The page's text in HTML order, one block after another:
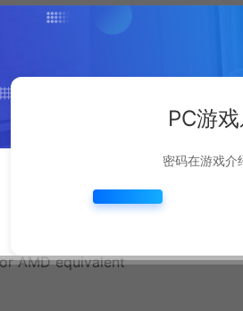
app/629690/Vaporum/
选择 Chinese — Apply —
8 (64-bit), 10 (64-bit)
AMD equivalent
PC游
密码在游戏介